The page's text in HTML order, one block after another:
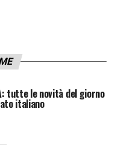
tutte le novità del giorno
italiano